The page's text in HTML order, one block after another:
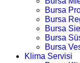
Bursa
Bursa
Bursa
Bursa
Bursa
Klima Servisi